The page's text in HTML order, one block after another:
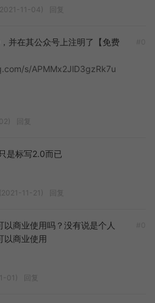
11-04) 回复
并在其公众号上注明了【免费
s/APMMx2JlD3gzRk7u
回复
是标写2.0而已
11-21) 回复
商业使用吗？没有说是个人
以商业使用
01) 回复